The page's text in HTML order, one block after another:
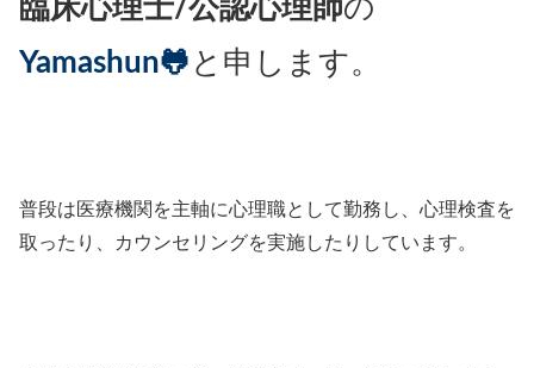
臨床心理士/公認心理師の
Yamashun🐸 と申します。
普段は医療機関を主軸に心理職として勤務し、心理検査を
取ったり、カウンセリングを実施したりしています。